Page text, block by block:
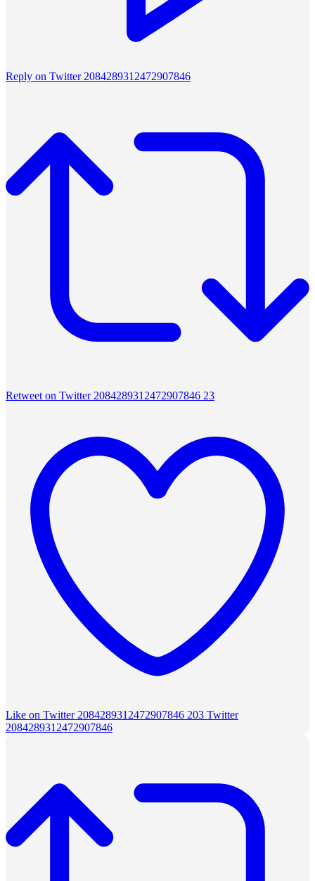
Reply on Twitter 2084289312472907846
Retweet on Twitter 2084289312472907846 23
Like on Twitter 2084289312472907846 203 Twitter
2084289312472907846